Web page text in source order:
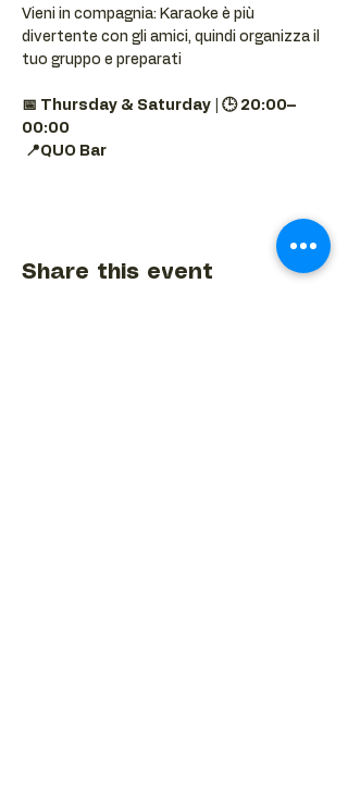
Vieni in compagnia: Karaoke è più
divertente con gli amici, quindi organizza il
tuo gruppo e preparati
📅 Thursday & Saturday | 🕒 20:00–
00:00
📍QUO Bar
Share this event